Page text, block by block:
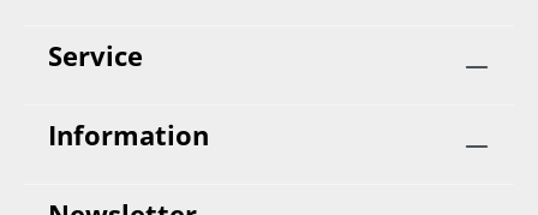
Service
Information